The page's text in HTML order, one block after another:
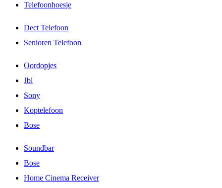
Telefoonhoesje
Dect Telefoon
Senioren Telefoon
Oordopjes
Jbl
Sony
Koptelefoon
Bose
Soundbar
Bose
Home Cinema Receiver